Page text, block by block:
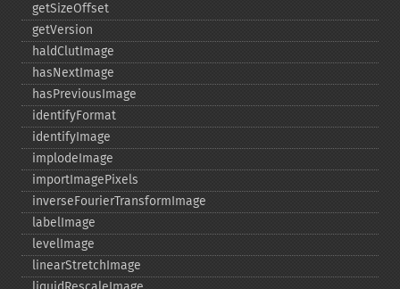
getSizeOffset
getVersion
haldClutImage
hasNextImage
hasPreviousImage
identifyFormat
identifyImage
implodeImage
importImagePixels
inverseFourierTransformImage
labelImage
levelImage
linearStretchImage